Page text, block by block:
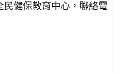
健保教育中心，聯絡電